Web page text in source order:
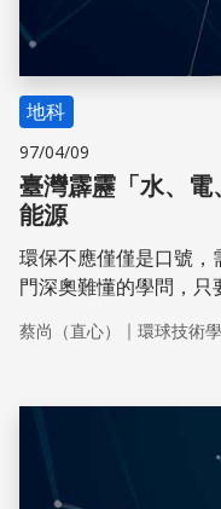
地科
97/04/09
臺灣霹靂「水、電
能源
環保不應僅僅是口號，
門深奧難懂的學問，只
蔡尚（直心） ｜ 環球技術